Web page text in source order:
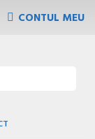
CONTUL MEU